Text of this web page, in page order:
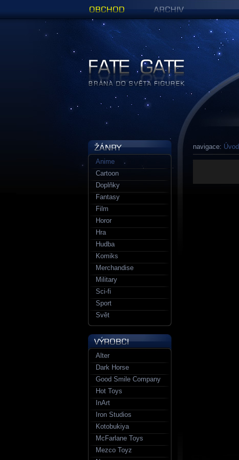
navigace: Úvod
Anime
Cartoon
Doplňky
Fantasy
Film
Horor
Hra
Hudba
Komiks
Merchandise
Military
Sci-fi
Sport
Svět
Alter
Dark Horse
Good Smile Company
Hot Toys
InArt
Iron Studios
Kotobukiya
McFarlane Toys
Mezco Toyz
Figurky a sošky | Fate Gate